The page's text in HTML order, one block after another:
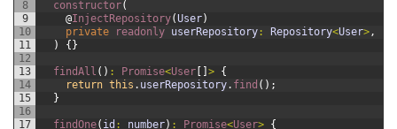
8
9
10
11
12
13
14
15
16
17
constructor(
@InjectRepository(User)
private
readonly userRepository : Repository<User>,
)
{}
findAll ( ) : Promise<User [ ] > {
return this . userRepository. find ( ) ;
}
findOne( id : number) : Promise<User> {